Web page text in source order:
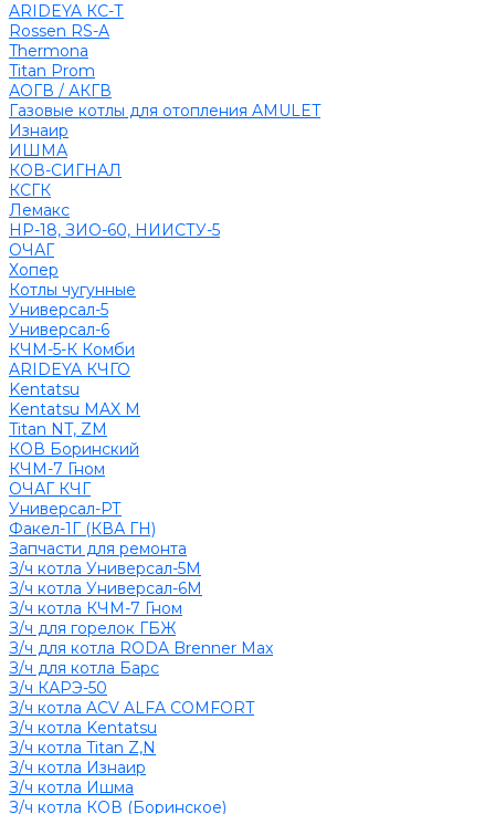
ARIDEYA КС-Т
Rossen RS-A
Thermona
Titan Prom
АОГВ / АКГВ
Газовые котлы для отопления AMULET
Изнаир
ИШМА
КОВ-СИГНАЛ
КСГК
Лемакс
НР-18, ЗИО-60, НИИСТУ-5
ОЧАГ
Хопер
Котлы чугунные
Универсал-5
Универсал-6
КЧМ-5-К Комби
ARIDEYA КЧГО
Kentatsu
Kentatsu MAX M
Titan NT, ZM
КОВ Боринский
КЧМ-7 Гном
ОЧАГ КЧГ
Универсал-РТ
Факел-1Г (КВА ГН)
Запчасти для ремонта
З/ч котла Универсал-5М
З/ч котла Универсал-6М
З/ч котла КЧМ-7 Гном
З/ч для горелок ГБЖ
З/ч для котла RODA Brenner Max
З/ч для котла Барс
З/ч КАРЭ-50
З/ч котла ACV ALFA COMFORT
З/ч котла Kentatsu
З/ч котла Titan Z,N
З/ч котла Изнаир
З/ч котла Ишма
З/ч котла КОВ (Боринское)